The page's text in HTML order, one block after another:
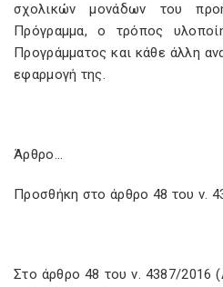
σχολικών μονάδων του
Πρόγραμμα, ο τρόπος
Προγράμματος και κάθε άλλη
εφαρμογή της.
Άρθρο…
Προσθήκη στο άρθρο 48 του ν.
Στο άρθρο 48 του ν. 4387/2016